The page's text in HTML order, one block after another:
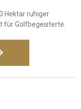
Hektar ruhiger
für Golfbegeisterte.